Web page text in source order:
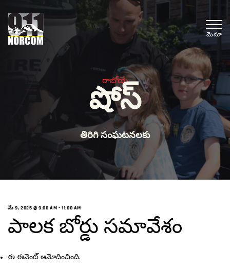
మెనూ
రాబోయే
షోస్
తిరిగి సంఘటనలకు
మే 9, 2025 @ 9:00 AM -11:00 AM
పాలక బోర్డు సమావేశం
ఈ ఈవెంట్ ఆమోదించింది.